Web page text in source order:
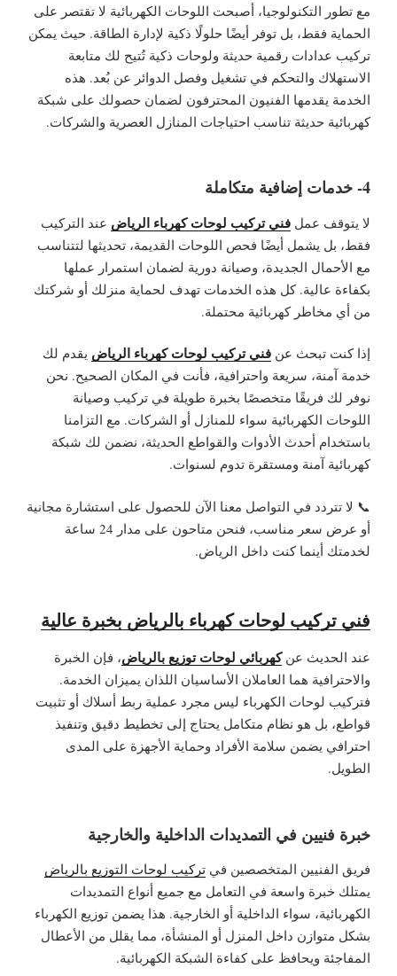
مع تطور التكنولوجيا، أصبحت اللوحات الكهربائية لا تقتصر على
الحماية فقط، بل توفر أيضًا حلولًا ذكية لإدارة الطاقة. حيث يمكن
تركيب عدادات رقمية حديثة ولوحات ذكية تُتيح لك متابعة
الاستهلاك والتحكم في تشغيل وفصل الدوائر عن بُعد. هذه
الخدمة يقدمها الفنيون المحترفون لضمان حصولك على شبكة
كهربائية حديثة تناسب احتياجات المنازل العصرية والشركات.
4- خدمات إضافية متكاملة
لا يتوقف عمل فني تركيب لوحات كهرباء الرياض عند التركيب
فقط، بل يشمل أيضًا فحص اللوحات القديمة، تحديثها لتتناسب
مع الأحمال الجديدة، وصيانة دورية لضمان استمرار عملها
بكفاءة عالية. كل هذه الخدمات تهدف لحماية منزلك أو شركتك
من أي مخاطر كهربائية محتملة.
إذا كنت تبحث عن فني تركيب لوحات كهرباء الرياض يقدم لك
خدمة آمنة، سريعة واحترافية، فأنت في المكان الصحيح. نحن
نوفر لك فريقًا متخصصًا بخبرة طويلة في تركيب وصيانة
اللوحات الكهربائية سواء للمنازل أو الشركات. مع التزامنا
باستخدام أحدث الأدوات والقواطع الحديثة، نضمن لك شبكة
كهربائية آمنة ومستقرة تدوم لسنوات.
📞 لا تتردد في التواصل معنا الآن للحصول على استشارة مجانية
أو عرض سعر مناسب، فنحن متاحون على مدار 24 ساعة
لخدمتك أينما كنت داخل الرياض.
فني تركيب لوحات كهرباء بالرياض بخبرة عالية
عند الحديث عنكهربائي لوحات توزيع بالرياض، فإن الخبرة
والاحترافية هما العاملان الأساسيان اللذان يميزان الخدمة.
فتركيب لوحات الكهرباء ليس مجرد عملية ربط أسلاك أو تثبيت
قواطع، بل هو نظام متكامل يحتاج إلى تخطيط دقيق وتنفيذ
احترافي يضمن سلامة الأفراد وحماية الأجهزة على المدى
الطويل.
خبرة فنيين في التمديدات الداخلية والخارجية
فريق الفنيين المتخصصين في تركيب لوحات التوزيع بالرياض
يمتلك خبرة واسعة في التعامل مع جميع أنواع التمديدات
الكهربائية، سواء الداخلية أو الخارجية. هذا يضمن توزيع الكهرباء
بشكل متوازن داخل المنزل أو المنشأة، مما يقلل من الأعطال
المفاجئة ويحافظ على كفاءة الشبكة الكهربائية.